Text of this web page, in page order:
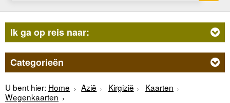
Ik ga op reis naar:
Categorieën
U bent hier: Home Azië Kirgizië
Kaarten
Wegenkaarten